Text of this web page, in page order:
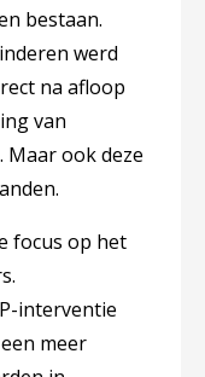
bestaan.
werd
na afloop
van
ook deze
focus op het
interventie
meer